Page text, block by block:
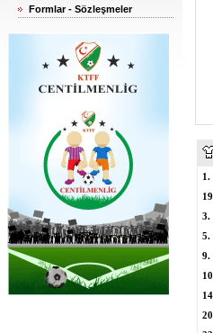
Formlar - Sözleşmeler
1.
3.
5.
9.